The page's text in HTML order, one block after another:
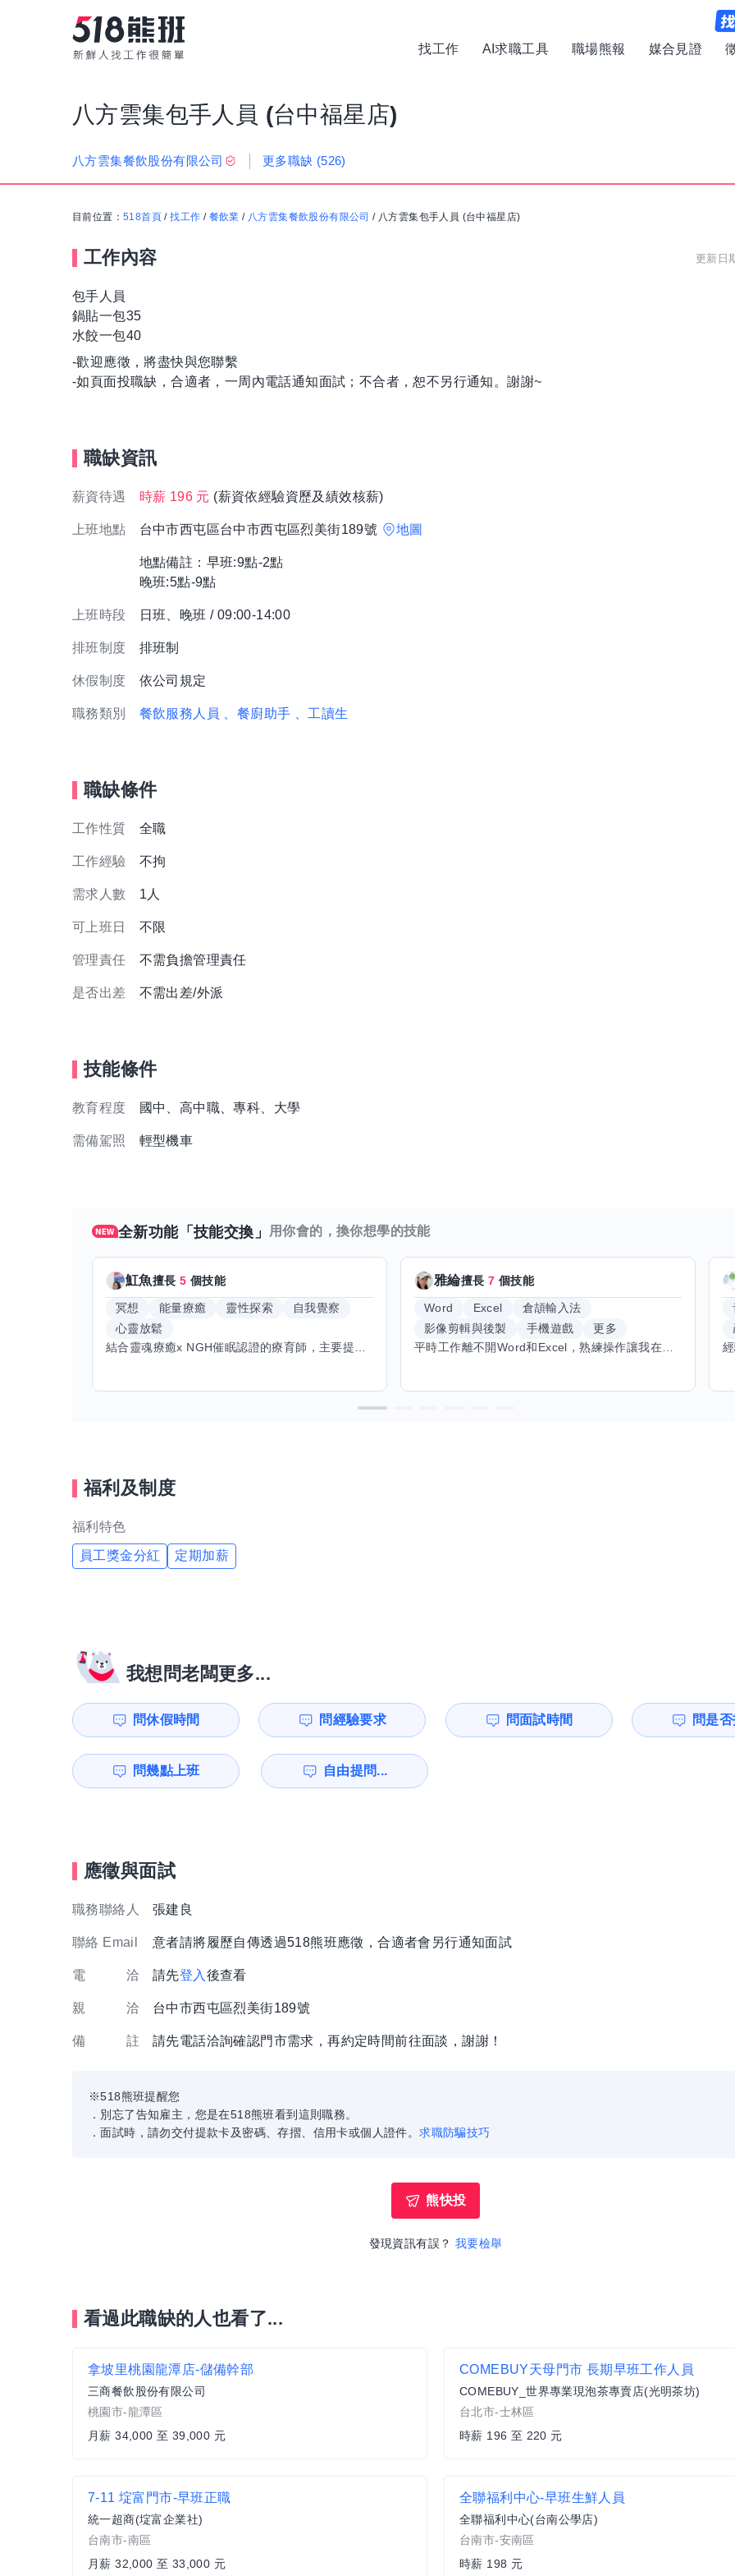
找工作 AI求職工具 職場熊報 媒合見證
八方雲集包手人員 (台中福星店)
八方雲集餐飲股份有限公司 更多職缺 (526)
目前位置： 518首頁 /找工作 / 餐飲業 / 八方雲集餐飲股份有限公司 / 八方雲集包手人員 (台中福星店)
工作內容 更新日
包手人員
鍋貼一包35
水餃一包40
-歡迎應徵，將盡快與您聯繫
-如頁面投職缺，合適者，一周內電話通知面試；不合者，恕不另行通知。謝謝~
職缺資訊
薪資待遇 時薪 196 元 (薪資依經驗資歷及績效核薪)
上班地點 台中市西屯區台中市西屯區烈美街189號 地圖
地點備註：早班:9點-2點
晚班:5點-9點
上班時段 日班、晚班 / 09:00-14:00
排班制度 排班制
休假制度 依公司規定
職務類別 餐飲服務人員 、餐廚助手 、工讀生
職缺條件
工作性質 全職
工作經驗 不拘
需求人數 1人
可上班日 不限
管理責任 不需負擔管理責任
是否出差 不需出差/外派
技能條件
教育程度 國中、高中職、專科、大學
需備駕照 輕型機車
全新功能「技能交換」 用你會的，換你想學的技能
魟魚擅長5 個技能
冥想 能量療癒 靈性探索
自我覺察
心靈放鬆
結合靈魂療癒x NGH催眠認證的療育師，主要提供潛意識探索和靈魂導向的催眠療育。你會全程100%清醒跟我對話。
雅綸擅長7 個技能
Word Excel
倉頡輸入法
影像剪輯與後製
手機遊戲
更多
平時工作離不開Word和Excel，熟練操作讓我在文件整理和數據處理上都得心應手，還能用倉頡輸入法快速打字。近期想挑戰英文學習，希望能透過交換技能一起進步！如果你英文流利，需要中文或電腦技巧輔助，歡迎找我搭檔，咱們一起歡樂學習，互相激勵，成為彼此的學習小夥伴！
福利及制度
福利特色
員工獎金分紅 定期加薪
我想問老闆更多...
問休假時間 問經驗要求 問面試時間 問是
問幾點上班 自由提問...
應徵與面試
職務聯絡人 張建良
聯絡 Email 意者請將履歷自傳透過518熊班應徵，合適者會另行通知面試
電 洽 請先登入 後查看
親 洽 台中市西屯區烈美街189號
備 註 請先電話洽詢確認門市需求，再約定時間前往面談，謝謝！
※518熊班提醒您
．別忘了告知雇主，您是在518熊班看到這則職務。
．面試時，請勿交付提款卡及密碼、存摺、信用卡或個人證件。求職防騙技巧
熊快投
發現資訊有誤？ 我要檢舉
看過此職缺的人也看了...
拿坡里桃園龍潭店-儲備幹部
三商餐飲股份有限公司
桃園市-龍潭區
月薪 34,000 至 39,000 元
COMEBUY天母門市 長期早班工作人員
COMEBUY_世界專業現泡茶專賣店(光明茶坊)
台北市-士林區
時薪 196 至 220 元
7-11 埞富門市-早班正職
統一超商(埞富企業社)
台南市-南區
月薪 32,000 至 33,000 元
全聯福利中心-早班生鮮人員
全聯福利中心(台南公學店)
台南市-安南區
時薪 198 元